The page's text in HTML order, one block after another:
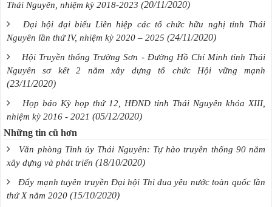
Thái Nguyên, nhiệm kỳ 2018-2023 (20/11/2020)
Đại hội đại biểu Liên hiệp các tổ chức hữu nghị tỉnh Thái
Nguyên lần thứ IV, nhiệm kỳ 2020 – 2025 (24/11/2020)
Hội Truyền thống Trường Sơn - Đường Hồ Chí Minh tỉnh Thái
Nguyên sơ kết 2 năm xây dựng tổ chức Hội vững mạnh
(23/11/2020)
Họp báo Kỳ họp thứ 12, HĐND tỉnh Thái Nguyên khóa XIII,
nhiệm kỳ 2016 - 2021 (05/12/2020)
Những tin cũ hơn
Văn phòng Tỉnh ủy Thái Nguyên: Tự hào truyền thống 90 năm
xây dựng và phát triển (18/10/2020)
Đẩy mạnh tuyên truyền Đại hội Thi đua yêu nước toàn quốc lần
thứ X năm 2020 (15/10/2020)